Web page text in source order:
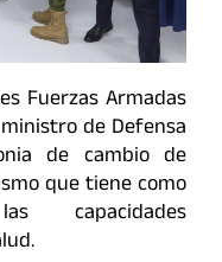
Fuerzas Armadas
ministro de Defensa
de cambio de
que tiene como
capacidades